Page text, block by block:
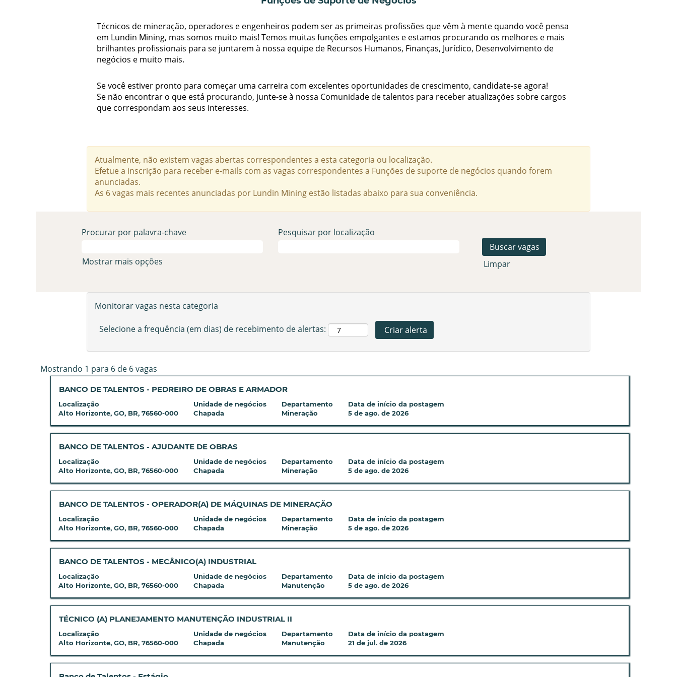
Técnicos de mineração, operadores e engenheiros podem ser as primeiras profissões que vêm à mente quando você pensa
em Lundin Mining, mas somos muito mais! Temos muitas funções empolgantes e estamos procurando os melhores e mais
brilhantes profissionais para se juntarem à nossa equipe de Recursos Humanos, Finanças, Jurídico, Desenvolvimento de
negócios e muito mais.
Se você estiver pronto para começar uma carreira com excelentes oportunidades de crescimento, candidate-se agora!
Se não encontrar o que está procurando, junte-se à nossa Comunidade de talentos para receber atualizações sobre cargos
que correspondam aos seus interesses.
Atualmente, não existem vagas abertas correspondentes a esta categoria ou localização.
Efetue a inscrição para receber e-mails com as vagas correspondentes a Funções de suporte de negócios quando forem
anunciadas.
As 6 vagas mais recentes anunciadas por Lundin Mining estão listadas abaixo para sua conveniência.
Procurar por palavra-chave Pesquisar por localização
Mostrar mais opções Limpar
Monitorar vagas nesta categoria
Selecione a frequência (em dias) de recebimento de alertas:
Mostrando 1 para 6 de 6 vagas
resultados
para
Mostrando
1
para
6
6
Use
a
Tab
navegar
na
lista
vagas.
Selecione
exibir
detalhes
completos
Título
BANCO DE TALENTOS - PEDREIRO DE OBRAS E ARMADOR
Localização
Alto Horizonte, GO, BR, 76560-000
Unidade de negócios
Chapada
Departamento
Mineração
Data de início da postagem
5 de ago. de 2026
Selecione
a
vaga
a
barra
espaço
para
visualizar
as
informações
dela.
Título
BANCO DE TALENTOS - AJUDANTE DE OBRAS
Localização
Alto Horizonte, GO, BR, 76560-000
Unidade de negócios
Chapada
Departamento
Mineração
Data de início da postagem
5 de ago. de 2026
Selecione
a
vaga
a
barra
espaço
para
visualizar
as
informações
dela.
Título
BANCO DE TALENTOS - OPERADOR(A) DE MÁQUINAS DE MINERAÇÃO
Localização
Alto Horizonte, GO, BR, 76560-000
Unidade de negócios
Chapada
Departamento
Mineração
Data de início da postagem
5 de ago. de 2026
Selecione
a
vaga
a
barra
espaço
para
visualizar
as
informações
dela.
Título
BANCO DE TALENTOS - MECÂNICO(A) INDUSTRIAL
Localização
Alto Horizonte, GO, BR, 76560-000
Unidade de negócios
Chapada
Departamento
Manutenção
Data de início da postagem
5 de ago. de 2026
Selecione
a
vaga
a
barra
espaço
para
visualizar
Título
TÉCNICO (A) PLANEJAMENTO MANUTENÇÃO INDUSTRIAL II
Localização
Alto Horizonte, GO, BR, 76560-000
Unidade de negócios
Chapada
Departamento
Manutenção
Data de início da postagem
21 de jul. de 2026
Selecione
a
vaga
a
barra